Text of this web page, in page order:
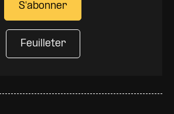
S'abonner
Feuilleter